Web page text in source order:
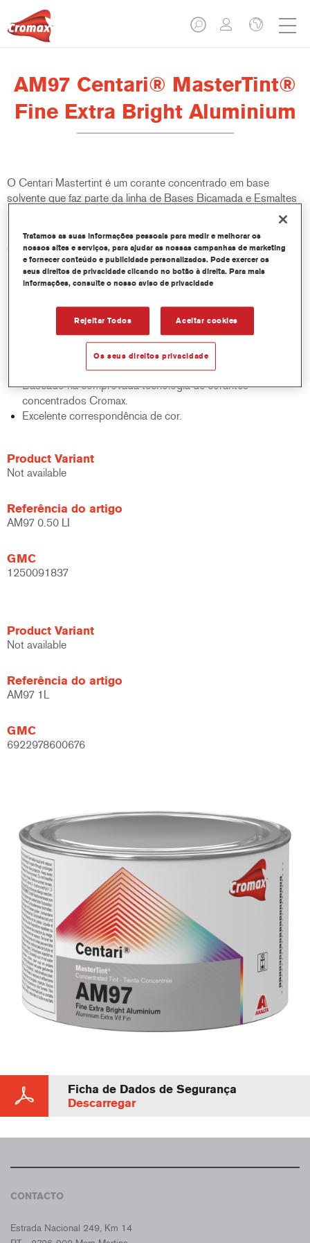
AM97 Centari® MasterTint®
Fine Extra Bright Aluminium
O Centari Mastertint é um corante concentrado em base
solvente que faz parte da linha de Bases Bicamada e Esmaltes
Centari.
Características do produto
Sistema de pintura em base solvente distinto, versátil e de
fácil utilização.
qualidades de tinta em base solvente - médio e alto teor de
sólidos, acabamentos e bases.
Rápido controlo de inventário.
Fácil administração.
Economiza espaço de armazenamento.
Baseado na comprovada tecnologia de corantes
concentrados Cromax.
Excelente correspondência de cor.
Product Variant
Not available
Referência do artigo
AM97 0.50 LI
GMC
1250091837
Product Variant
Not available
Referência do artigo
AM97 1L
GMC
6922978600676
Ficha de Dados de Segurança
Descarregar
CONTACTO
Estrada Nacional 249, Km 14
Tratamos as suas informações pessoais para medir e melhorar os
nossos sites e serviços, para ajudar as nossas campanhas de marketing
e fornecer conteúdo e publicidade personalizados. Pode exercer os
seus direitos de privacidade clicando no botão à direita. Para mais
informações, consulte o nosso aviso de privacidade
Rejeitar Todos Aceitar cookies
Os seus direitos privacidade